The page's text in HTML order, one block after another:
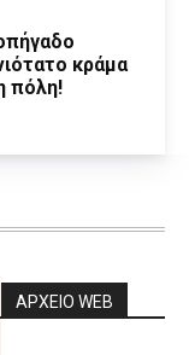
κράμα
πόλη!
ΑΡΧΕΙΟ WEB